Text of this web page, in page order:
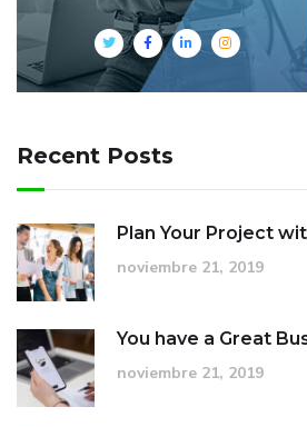
Recent Posts
Plan Your Project
noviembre 21, 2019
You have a Great
noviembre 21, 2019